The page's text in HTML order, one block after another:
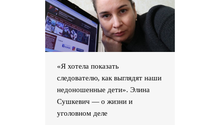
«Я хотела показать
следователю, как выглядят наши
недоношенные дети». Элина
Сушкевич — о жизни и
уголовном деле